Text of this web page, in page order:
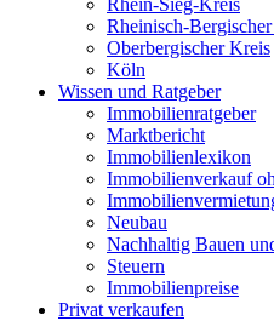
Rhein-Sieg-Kreis
Rheinisch-
Oberbergischer Kreis
Köln
Wissen und Ratgeber
Immobilienratgeber
Marktbericht
Immobilienlexikon
Immobilienverkauf
Neubau
Nachhaltig Bauen
Steuern
Immobilienpreise
Privat verkaufen